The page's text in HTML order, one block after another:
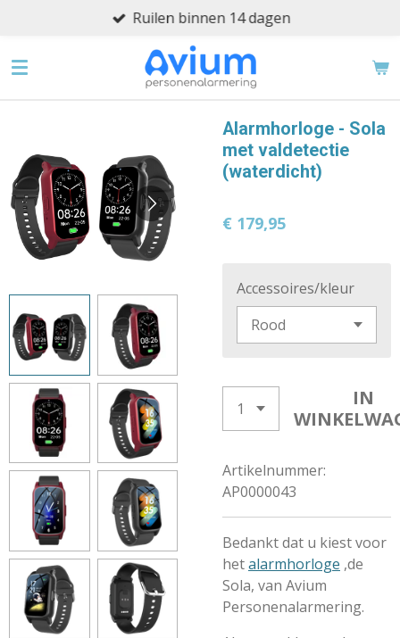
naar
Ruilen binnen 14 dagen
Alarmhorloge - Sola
met valdetectie
(waterdicht)
€ 179,95
Accessoires/kleur
IN
Artikelnummer:
AP0000043
Bedankt dat u kiest voor
hetalarmhorloge ,de
Sola, van Avium
Personenalarmering.